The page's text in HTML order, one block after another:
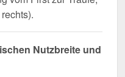
Nutzbreite und